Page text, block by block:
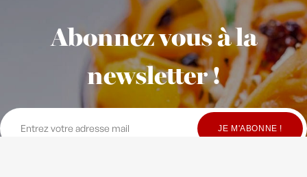
Abonnez vous à la
newsletter !